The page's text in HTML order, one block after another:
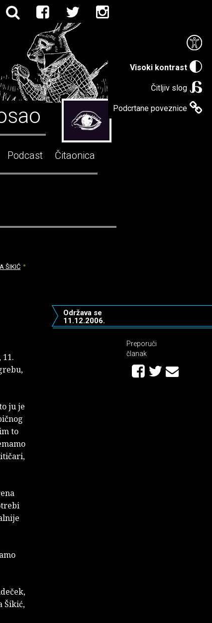
Visoki kontrast
Čitljiv slog
Podcrtane poveznice
Podcast Čitaonica
ŠIKIĆ
Održava se
11.12.2006.
ju je
to
Šikić,
Preporuči
članak